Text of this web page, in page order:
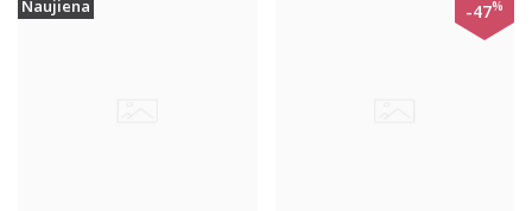
Naujiena -47%